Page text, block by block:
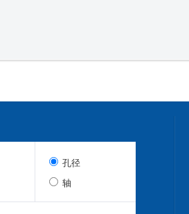
孔径
轴